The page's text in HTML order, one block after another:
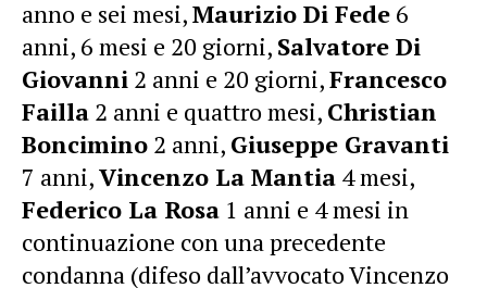
anno e sei mesi,Maurizio Di Fede 6
anni, 6 mesi e 20 giorni, Salvatore Di
Giovanni 2 anni e 20 giorni,Francesco
Failla 2 anni e quattro mesi, Christian
Boncimino 2 anni, Giuseppe Gravanti
7 anni,Vincenzo La Mantia 4 mesi,
Federico La Rosa 1 anni e 4 mesi in
continuazione con una precedente
condanna (difeso dall’avvocato Vincenzo